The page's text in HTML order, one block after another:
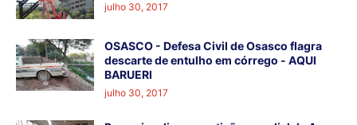
julho 30, 2017
OSASCO - Defesa Civil de Osasco flagra
descarte de entulho em córrego - AQUI
BARUERI
julho 30, 2017